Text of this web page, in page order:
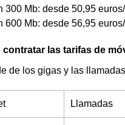
300 Mb: desde 50,95
600 Mb: desde 56,95
contratar las tarifas de
de los gigas y las
Llamadas